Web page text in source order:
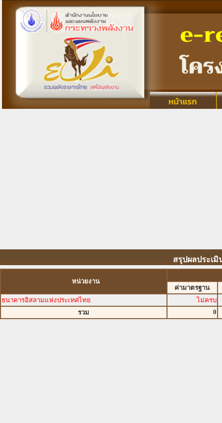
สรุปผลประเ
หน่วยงาน
ค่ามาตรฐาน
ธนาคารอิสลามแห่งประเทศไทย
ไม่ครบ
รวม
0